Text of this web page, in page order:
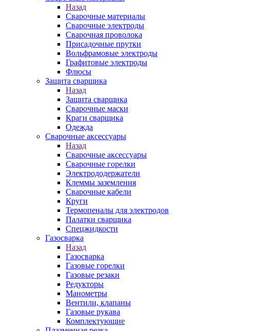
Назад
Сварочные материалы
Сварочные электроды
Сварочная проволока
Присадочные прутки
Вольфрамовые электроды
Графитовые электроды
Флюсы
Защита сварщика
Назад
Защита сварщика
Сварочные маски
Краги сварщика
Одежда
Сварочные аксессуары
Назад
Сварочные аксессуары
Сварочные горелки
Электрододержатели
Клеммы заземления
Сварочные кабели
Круги
Термопеналы для электродов
Палатки сварщика
Спецжидкости
Газосварка
Назад
Газосварка
Газовые горелки
Газовые резаки
Редукторы
Манометры
Вентили, клапаны
Газовые рукава
Комплектующие